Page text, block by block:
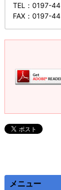
TEL：0197-
FAX：0197-
メニュー